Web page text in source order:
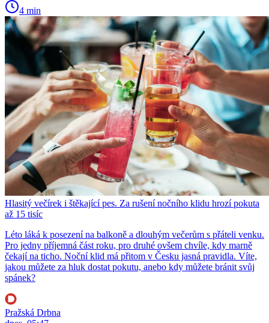
4 min
Hlasitý večírek i štěkající pes. Za rušení nočního klidu hrozí pokuta
až 15 tisíc
Léto láká k posezení na balkoně a dlouhým večerům s přáteli venku.
Pro jedny příjemná část roku, pro druhé ovšem chvíle, kdy marně
čekají na ticho. Noční klid má přitom v Česku jasná pravidla. Víte,
jakou můžete za hluk dostat pokutu, anebo kdy můžete bránit svůj
spánek?
Pražská Drbna